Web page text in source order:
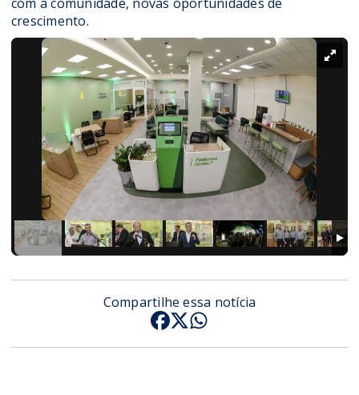
crescimento.
Compartilhe essa notícia